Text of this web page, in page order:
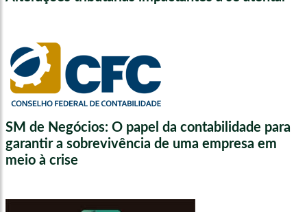
SM de Negócios: O papel da contabilidade para
garantir a sobrevivência de uma empresa em
meio à crise